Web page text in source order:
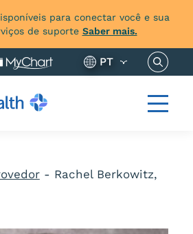
para conectar você e sua
de suporte Saber mais.
PT
- Rachel Berkowitz,